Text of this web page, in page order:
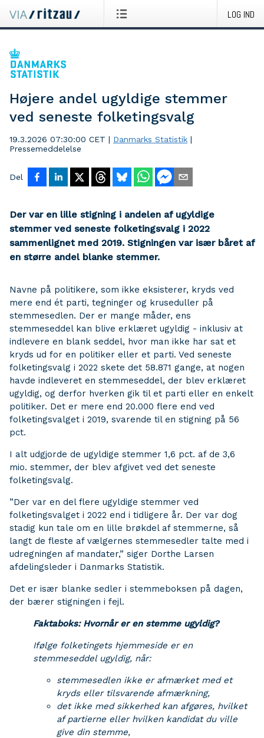
LOG IND
Højere andel ugyldige stemmer
ved seneste folketingsvalg
19.3.2026 07:30:00 CET | Danmarks Statistik |
Pressemeddelelse
Del
Der var en lille stigning i andelen af ugyldige
stemmer ved seneste folketingsvalg i 2022
sammenlignet med 2019. Stigningen var især båret af
en større andel blanke stemmer.
Navne på politikere, som ikke eksisterer, kryds ved
mere end ét parti, tegninger og kruseduller på
stemmesedlen. Der er mange måder, ens
stemmeseddel kan blive erklæret ugyldig - inklusiv at
indlevere en blank seddel, hvor man ikke har sat et
kryds ud for en politiker eller et parti. Ved seneste
folketingsvalg i 2022 skete det 58.871 gange, at nogen
havde indleveret en stemmeseddel, der blev erklæret
ugyldig, og derfor hverken gik til et parti eller en enkelt
politiker. Det er mere end 20.000 flere end ved
folketingsvalget i 2019, svarende til en stigning på 56
pct.
I alt udgjorde de ugyldige stemmer 1,6 pct. af de 3,6
mio. stemmer, der blev afgivet ved det seneste
folketingsvalg.
”Der var en del flere ugyldige stemmer ved
folketingsvalget i 2022 end i tidligere år. Der var dog
stadig kun tale om en lille brøkdel af stemmerne, så
langt de fleste af vælgernes stemmesedler talte med i
udregningen af mandater,” siger Dorthe Larsen
afdelingsleder i Danmarks Statistik.
Det er især blanke sedler i stemmeboksen på dagen,
der bærer stigningen i fejl.
Faktaboks: Hvornår er en stemme ugyldig?
Ifølge folketingets hjemmeside er en
stemmeseddel ugyldig, når:
stemmesedlen ikke er afmærket med et
kryds eller tilsvarende afmærkning,
det ikke med sikkerhed kan afgøres, hvilket
af partierne eller hvilken kandidat du ville
give din stemme,